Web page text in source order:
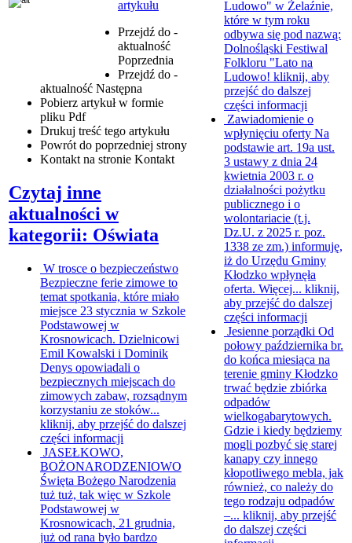
artykułu
Przejdź do -
aktualność
Poprzednia
Przejdź do -
aktualność Następna
Pobierz artykuł w formie
pliku Pdf
Drukuj treść tego artykułu
Powrót do poprzedniej strony
Kontakt na stronie Kontakt
Czytaj inne
aktualności w
kategorii: Oświata
W trosce o bezpieczeństwo
Bezpieczne ferie zimowe to
temat spotkania, które miało
miejsce 23 stycznia w Szkole
Podstawowej w
Krosnowicach. Dzielnicowi
Emil Kowalski i Dominik
Denys opowiadali o
bezpiecznych miejscach do
zimowych zabaw, rozsądnym
korzystaniu ze stoków...
kliknij, aby przejść do dalszej
części informacji
JASEŁKOWO,
BOŻONARODZENIOWO
Święta Bożego Narodzenia
tuż tuż, tak więc w Szkole
Podstawowej w
Krosnowicach, 21 grudnia,
już od rana było bardzo
Ludowo" w Żelaźnie,
które w tym roku
odbywa się pod nazwą:
Dolnośląski Festiwal
Folkloru "Lato na
Ludowo! kliknij, aby
przejść do dalszej
części informacji
Zawiadomienie o
wpłynięciu oferty Na
podstawie art. 19a ust.
3 ustawy z dnia 24
kwietnia 2003 r. o
działalności pożytku
publicznego i o
wolontariacie (t.j.
Dz.U. z 2025 r. poz.
1338 ze zm.) informuję,
iż do Urzędu Gminy
Kłodzko wpłynęła
oferta. Więcej... kliknij,
aby przejść do dalszej
części informacji
Jesienne porządki Od
połowy października br.
do końca miesiąca na
terenie gminy Kłodzko
trwać będzie zbiórka
odpadów
wielkogabarytowych.
Gdzie i kiedy będziemy
mogli pozbyć się starej
kanapy czy innego
kłopotliwego mebla, jak
również, co należy do
tego rodzaju odpadów
–... kliknij, aby przejść
do dalszej części